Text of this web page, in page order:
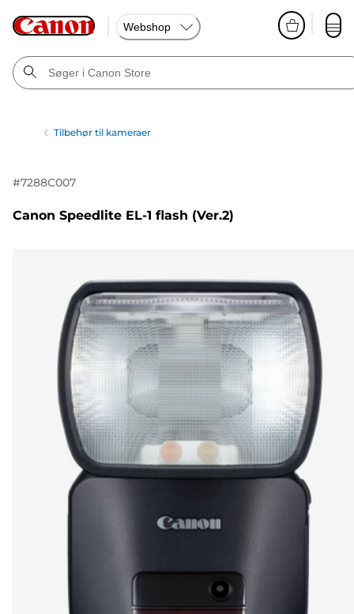
Webshop
Tilbehør til kameraer
#7288C007
Canon Speedlite EL-1 flash (Ver.2)